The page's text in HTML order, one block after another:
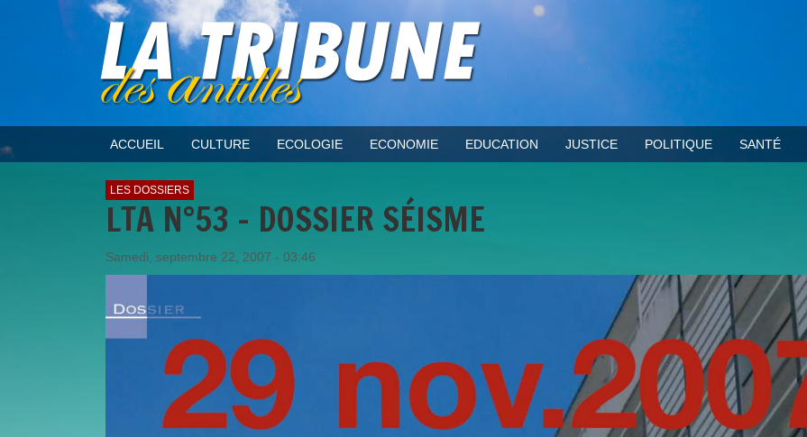
ACCUEIL CULTURE ECOLOGIE ECONOMIE EDUCATION JUSTICE POLITIQUE SANTÉ
LES DOSSIERS
LTA N°53 - DOSSIER SÉISME
Samedi, septembre 22, 2007 - 03:46